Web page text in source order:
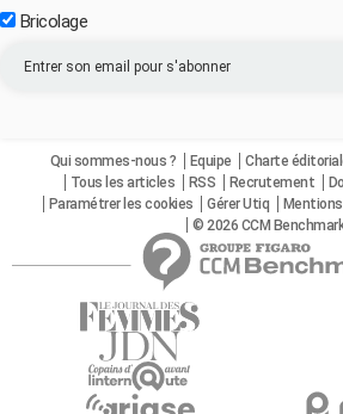
Bricolage
Qui sommes-nous ? Equipe Charte
Tous les articles
RSS Recrutement
Paramétrer les cookies
Gérer Utiq
© 2026 CCM Benchmark